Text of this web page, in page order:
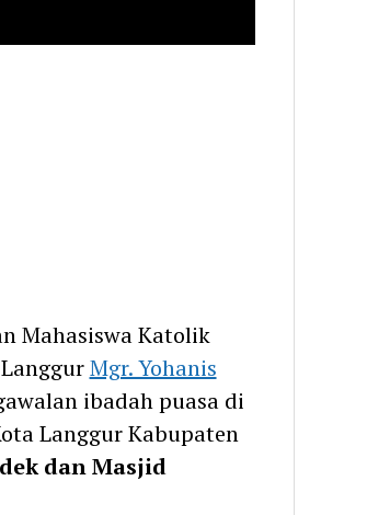
Mahasiswa Katolik
Mgr. Yohanis
ibadah puasa di
Langgur Kabupaten
dan Masjid